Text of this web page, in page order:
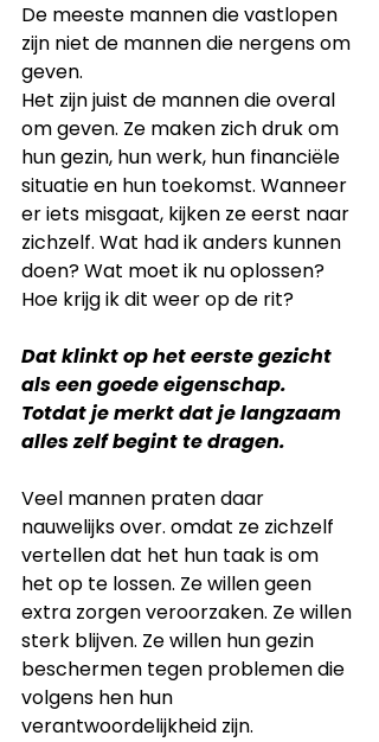
De meeste mannen die vastlopen
zijn niet de mannen die nergens om
geven.
Het zijn juist de mannen die overal
om geven. Ze maken zich druk om
hun gezin, hun werk, hun financiële
situatie en hun toekomst. Wanneer
er iets misgaat, kijken ze eerst naar
zichzelf. Wat had ik anders kunnen
doen? Wat moet ik nu oplossen?
Hoe krijg ik dit weer op de rit?
Dat klinkt op het eerste gezicht
als een goede eigenschap.
Totdat je merkt dat je langzaam
alles zelf begint te dragen.
Veel mannen praten daar
nauwelijks over. omdat ze zichzelf
vertellen dat het hun taak is om
het op te lossen. Ze willen geen
extra zorgen veroorzaken. Ze willen
sterk blijven. Ze willen hun gezin
beschermen tegen problemen die
volgens hen hun
verantwoordelijkheid zijn.